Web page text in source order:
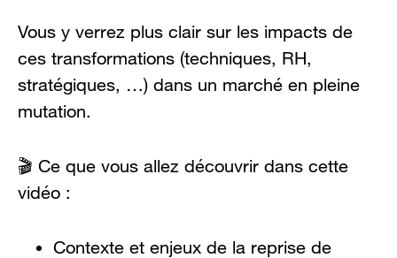
Vous y verrez plus clair sur les impacts de
ces transformations (techniques, RH,
stratégiques, …) dans un marché en pleine
mutation.
🎬 Ce que vous allez découvrir dans cette
vidéo :
Contexte et enjeux de la reprise de